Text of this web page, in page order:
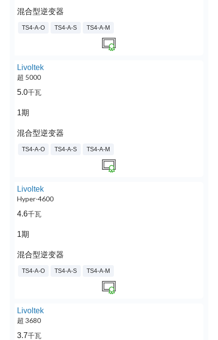
混合型逆变器
TS4-A-O TS4-A-S TS4-A-M
Livoltek
超 5000
5.0千瓦
1期
混合型逆变器
TS4-A-O TS4-A-S TS4-A-M
Livoltek
Hyper-4600
4.6千瓦
1期
混合型逆变器
TS4-A-O TS4-A-S TS4-A-M
Livoltek
超 3680
3.7千瓦